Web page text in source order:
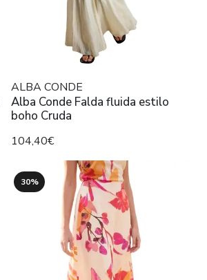
ALBA CONDE
Alba Conde Falda fluida estilo
boho Cruda
104,40€
30%